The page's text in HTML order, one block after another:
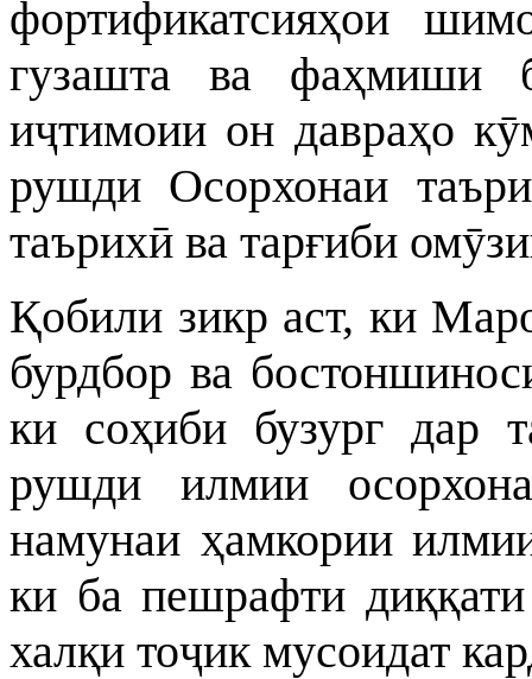
фортификатсияҳои
гузашта ва фаҳмиши
иҷтимоии он давраҳо
рушди Осорхонаи
таърихӣ ва тарғиби
Қобили зикр аст, ки
бурдбор ва
ки соҳиби бузург дар
рушди илмии
намунаи ҳамкории
ки ба пешрафти
халқи тоҷик мусоидат